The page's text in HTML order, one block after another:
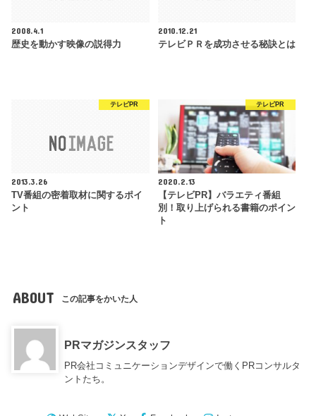
2008.4.1
歴史を動かす映像の説得力
2010.12.21
テレビＰＲを成功させる秘訣とは
テレビPR
2013.3.26
TV番組の密着取材に関するポイ
ント
テレビPR
2020.2.13
【テレビPR】バラエティ番組
別！取り上げられる書籍のポイン
ト
ABOUT この記事をかいた人
PRマガジンスタッフ
PR会社コミュニケーションデザインで働くPRコンサルタ
ントたち。